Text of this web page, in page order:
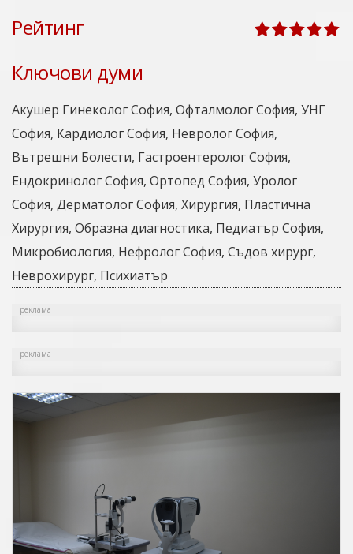
Рейтинг
Ключови думи
Акушер Гинеколог София, Офталмолог София, УНГ
София, Кардиолог София, Невролог София,
Вътрешни Болести, Гастроентеролог София,
Ендокринолог София, Ортопед София, Уролог
София, Дерматолог София, Хирургия, Пластична
Хирургия, Образна диагностика, Педиатър София,
Микробиология, Нефролог София, Съдов хирург,
Неврохирург, Психиатър
реклама
реклама